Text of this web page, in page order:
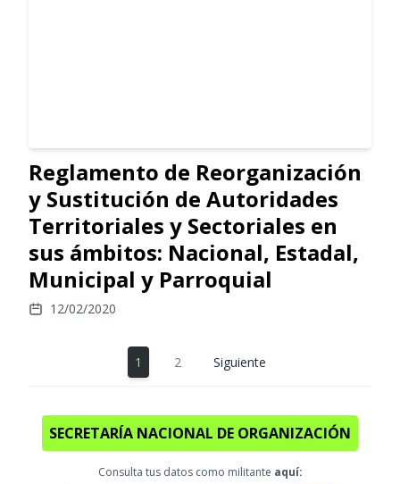
Reglamento de Reorganización
y Sustitución de Autoridades
Territoriales y Sectoriales en
sus ámbitos: Nacional, Estadal,
Municipal y Parroquial
12/02/2020
1 2 Siguiente
SECRETARÍA NACIONAL DE ORGANIZACIÓN
Consulta tus datos como militante aquí: